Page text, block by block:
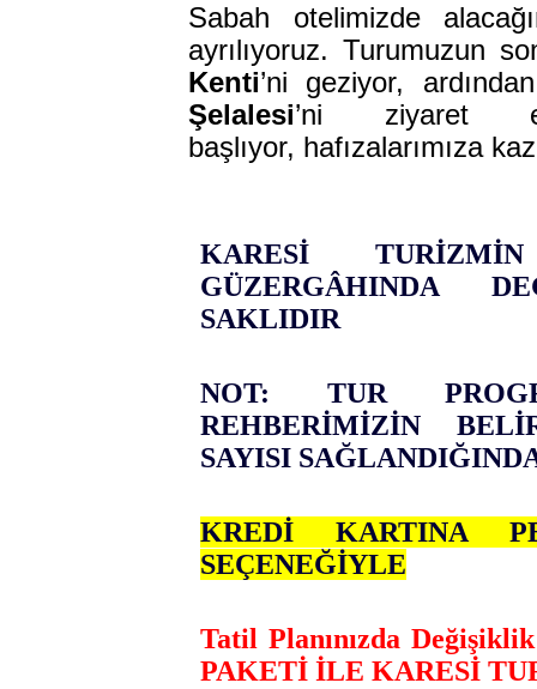
Sabah otelimizde
ayrılıyoruz. Turumuzun
Kenti’ni geziyor,
Şelalesi’ni ziyaret
başlıyor, hafızalarımıza
KARESİ
GÜZERGÂHINDA
SAKLIDIR
NOT: TUR
REHBERİMİZİN
SAYISI
KREDİ KARTINA
SEÇENEĞİYLE
Tatil Planınızda
PAKETİ İLE KARESİ